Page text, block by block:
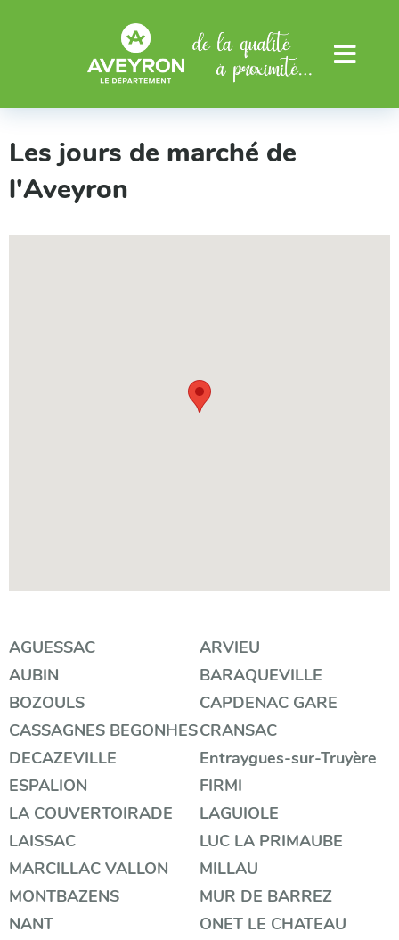
Menu
Les jours de marché de
l'Aveyron
Filtrer
par
catégorie
AGUESSAC
ARVIEU
AUBIN
BARAQUEVILLE
BOZOULS
CAPDENAC GARE
CASSAGNES BEGONHESCRANSAC
DECAZEVILLE
Entraygues-sur-Truyère
ESPALION
FIRMI
LA COUVERTOIRADE
LAGUIOLE
LAISSAC
LUC LA PRIMAUBE
MARCILLAC VALLON
MILLAU
MONTBAZENS
MUR DE BARREZ
NANT
ONET LE CHATEAU